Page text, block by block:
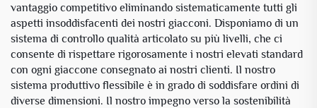
vantaggio competitivo eliminando sistematicamente tutti gli
aspetti insoddisfacenti dei nostri giacconi. Disponiamo di un
sistema di controllo qualità articolato su più livelli, che ci
consente di rispettare rigorosamente i nostri elevati standard
con ogni giaccone consegnato ai nostri clienti. Il nostro
sistema produttivo flessibile è in grado di soddisfare ordini di
diverse dimensioni. Il nostro impegno verso la sostenibilità